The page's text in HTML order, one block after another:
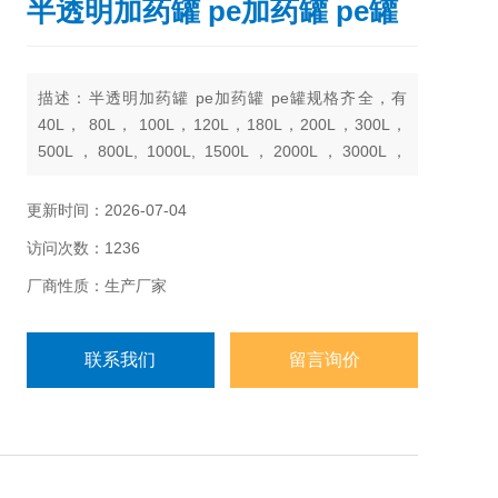
半透明加药罐 pe加药罐 pe罐
描述：半透明加药罐 pe加药罐 pe罐规格齐全，有
40L， 80L， 100L，120L，180L，200L，300L，
500L，800L, 1000L, 1500L，2000L，3000L，
更新时间：2026-07-04
访问次数：1236
厂商性质：生产厂家
联系我们 留言询价